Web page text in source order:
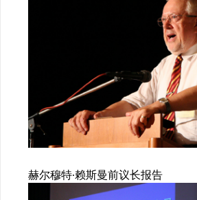
赫尔穆特·赖斯曼前议长报告